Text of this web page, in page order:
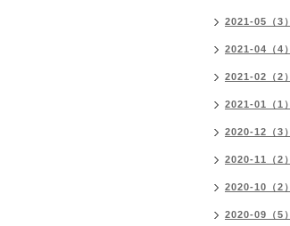
2021-05（3）
2021-04（4）
2021-02（2）
2021-01（1）
2020-12（3）
2020-11（2）
2020-10（2）
2020-09（5）